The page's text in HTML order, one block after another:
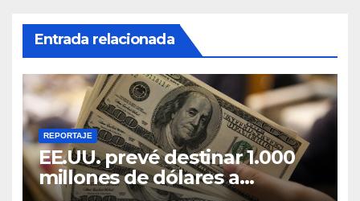
Entrada relacionada
REPORTAJE
EE.UU. prevé destinar 1.000
millones de dólares a